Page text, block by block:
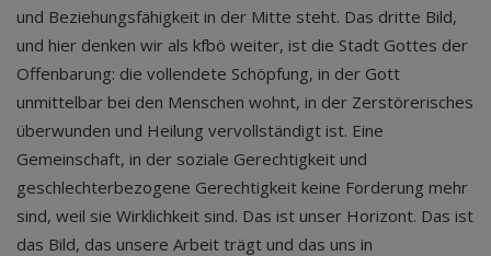
und Beziehungsfähigkeit in der Mitte steht. Das dritte Bild,
und hier denken wir als kfbö weiter, ist die Stadt Gottes der
Offenbarung: die vollendete Schöpfung, in der Gott
unmittelbar bei den Menschen wohnt, in der Zerstörerisches
überwunden und Heilung vervollständigt ist. Eine
Gemeinschaft, in der soziale Gerechtigkeit und
geschlechterbezogene Gerechtigkeit keine Forderung mehr
sind, weil sie Wirklichkeit sind. Das ist unser Horizont. Das ist
das Bild, das unsere Arbeit trägt und das uns in